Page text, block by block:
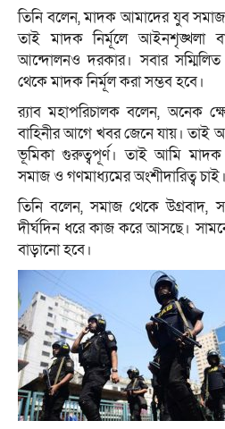
তিনি বলেন, মাদক আমাদের যুব
তাই মাদক নির্মূলে আইনশৃঙ্খলা
আন্দোলনও দরকার। সবার সম্মিলিত
থেকে মাদক নির্মূল করা সম্ভব হবে।
র‌্যাব মহাপরিচালক বলেন, অনেক
বাহিনীর আগে খবর জেনে যায়। তাই
ভূমিকা গুরুত্বপূর্ণ। তাই আমি
সমাজ ও গণমাধ্যমের অংশীদারিত্ব চাই।
তিনি বলেন, সমাজ থেকে উগ্রবাদ,
দীর্ঘদিন ধরে কাজ করে আসছে।
বাড়ানো হবে।